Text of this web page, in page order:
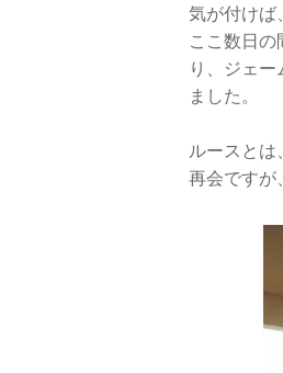
気が付けば
ここ数日
り、ジェ
ました。
ルースとは
再会ですが